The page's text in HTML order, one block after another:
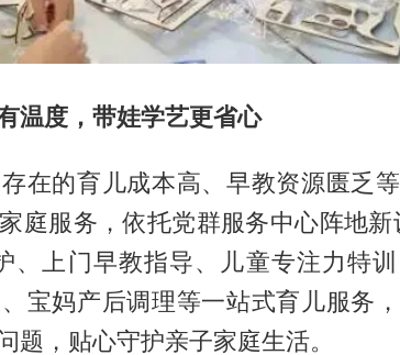
温度，带娃学艺更省心
在的育儿成本高、早教资源匮乏
庭服务，依托党群服务中心阵地新
、上门早教指导、儿童专注力特
宝妈产后调理等一站式育儿服务
题，贴心守护亲子家庭生活。